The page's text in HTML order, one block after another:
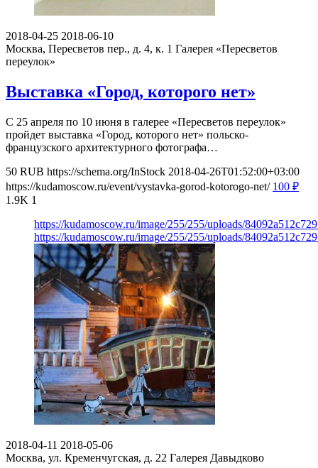
2018-04-25 2018-06-10
Москва, Пересветов пер., д. 4, к. 1 Галерея «Пересветов
переулок»
Выставка «Город, которого нет»
С 25 апреля по 10 июня в галерее «Пересветов переулок»
пройдет выставка «Город, которого нет» польско-
французского архитектурного фотографа…
50 RUB https://schema.org/InStock 2018-04-26T01:52:00+03:00
https://kudamoscow.ru/event/vystavka-gorod-kotorogo-net/ 100 ₽
1.9K 1
https://kudamoscow.ru/image/255/255/uploads/
https://kudamoscow.ru/image/255/255/uploads/
2018-04-11 2018-05-06
Москва, ул. Кременчугская, д. 22 Галерея Давыдково